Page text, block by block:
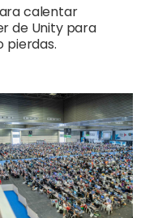
calentar
de Unity para
pierdas.